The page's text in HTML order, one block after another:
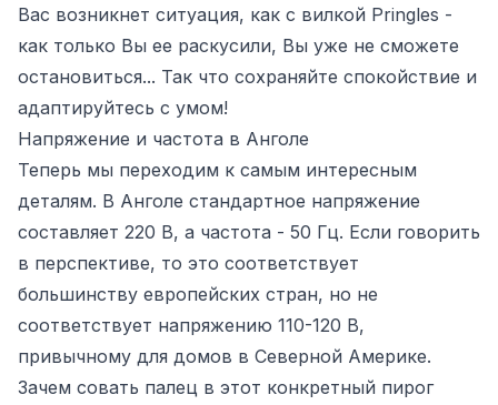
Вас возникнет ситуация, как с вилкой Pringles -
как только Вы ее раскусили, Вы уже не сможете
остановиться... Так что сохраняйте спокойствие и
адаптируйтесь с умом!
Напряжение и частота в Анголе
Теперь мы переходим к самым интересным
деталям. В Анголе стандартное напряжение
составляет 220 В, а частота - 50 Гц. Если говорить
в перспективе, то это соответствует
большинству европейских стран, но не
соответствует напряжению 110-120 В,
привычному для домов в Северной Америке.
Зачем совать палец в этот конкретный пирог